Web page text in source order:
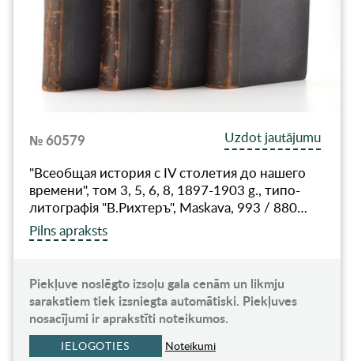
№ 60579
Uzdot jautājumu
"Всеобщая история с IV столетия до нашего
времени", том 3, 5, 6, 8, 1897-1903 g., типо-
литографiя "В.Рихтеръ", Maskava, 993 / 880…
Pilns apraksts
Piekļuve noslēgto izsoļu gala cenām un likmju
sarakstiem tiek izsniegta automātiski. Piekļuves
nosacījumi ir aprakstīti noteikumos.
IELOGOTIES Noteikumi